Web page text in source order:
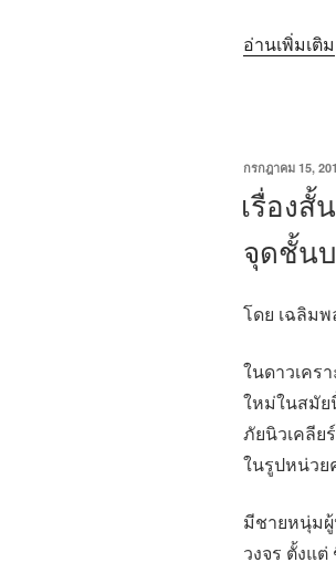
อ่านเพิ่มเติม
เขียน
ที่
กรกฎาคม 15,
เรื่อง
จุดชั้น
โดย เฉลิม
ในดาวเคร
ใหม่ในสมัย
ภัยนิวเคลีย
ในรูปหน่วย
มีชายหนุ่มผู้
วงจร ตั้งแ